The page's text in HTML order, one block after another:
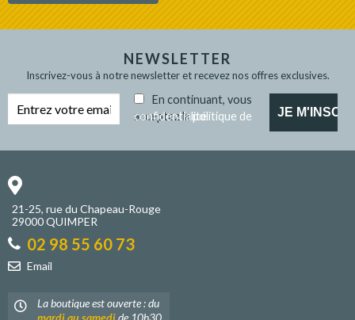
NEWSLETTER
Inscrivez-vous à notre newsletter et recevez nos offres exclusives.
En continuant, vous
acceptez la
politique de confidentialité
21-25, rue du Chapeau-Rouge
29000 QUIMPER
02 98 55 60 73
Email
La boutique est ouverte : du